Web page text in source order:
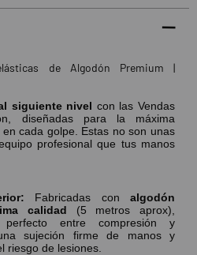
de Algodón Premium |
siguiente nivel con las Vendas
diseñadas para la máxima
en cada golpe. Estas no son unas
profesional que tus manos
Fabricadas con algodón
calidad (5 metros aprox),
entre compresión y
sujeción firme de manos y
riesgo de lesiones.